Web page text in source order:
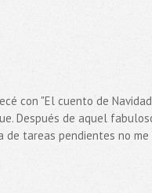
con "El cuento de
Después de aquel
tareas pendientes no